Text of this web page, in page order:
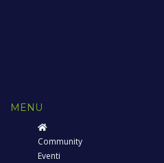
MENU
Community
Eventi